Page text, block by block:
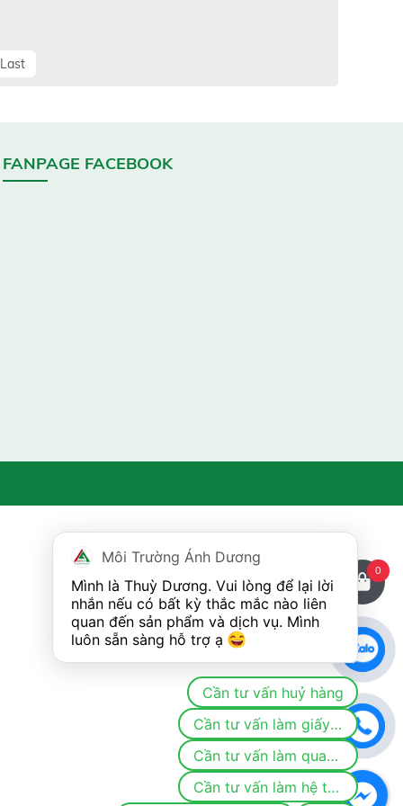
Last
FANPAGE FACEBOOK
0
Môi Trường Ánh Dương
Mình là Thuỳ Dương. Vui lòng để lại lời
nhắn nếu có bất kỳ thắc mắc nào liên
quan đến sản phẩm và dịch vụ. Mình
luôn sẵn sàng hỗ trợ ạ
Cần tư vấn huỷ hàng
Cần tư vấn làm giấy phép/đăng ký môi trường
Cần tư vấn làm quan trắc
Cần tư vấn làm hệ thống khí thải/nước thải